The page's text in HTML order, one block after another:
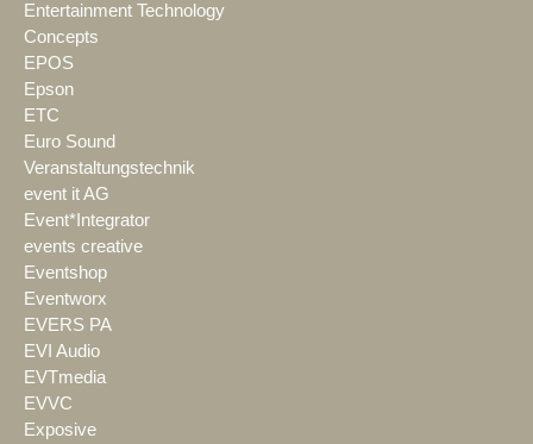
Entertainment Technology
Concepts
EPOS
Epson
ETC
Euro Sound
Veranstaltungstechnik
event it AG
Event*Integrator
events creative
Eventshop
Eventworx
EVERS PA
EVI Audio
EVTmedia
EVVC
Exposive